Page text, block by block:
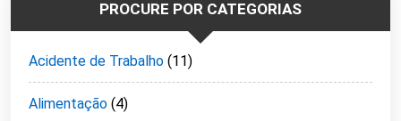
PROCURE POR CATEGORIAS
Acidente de Trabalho (11)
Alimentação (4)